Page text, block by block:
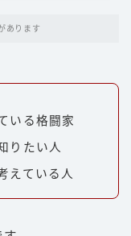
あります
いる格闘家
りたい人
えている人